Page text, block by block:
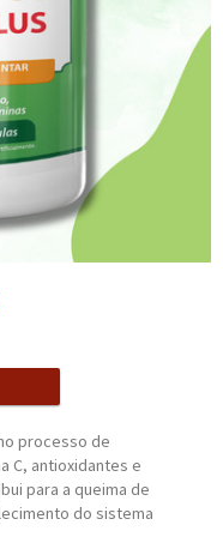
processo de
C, antioxidantes e
para a queima de
do sistema